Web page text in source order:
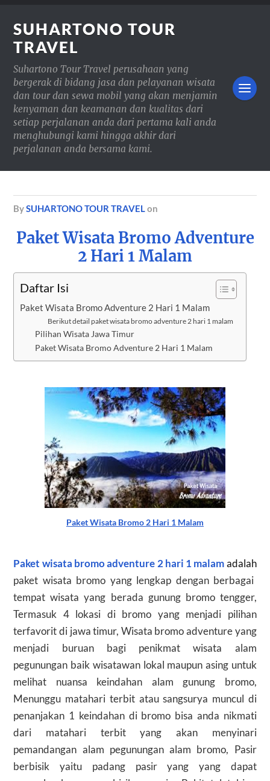
SUHARTONO TOUR
TRAVEL
Suhartono Tour Travel perusahaan yang
bergerak di bidang jasa dan pelayanan wisata
dan tour dan sewa mobil yang akan menjamin
kenyaman dan keamanan dan kualitas dari
setiap perjalanan anda dari pertama kali anda
menghubungi kami hingga akhir dari
perjalanan anda bersama kami.
bySUHARTONO TOUR TRAVELon
Paket Wisata Bromo Adventure
2 Hari 1 Malam
Daftar Isi
Paket Wisata Bromo Adventure 2 Hari 1 Malam
Berikut detail paket wisata bromo adventure 2 hari 1 malam
Pilihan Wisata Jawa Timur
Paket Wisata Bromo Adventure 2 Hari 1 Malam
Paket Wisata Bromo 2 Hari 1 Malam
Paket wisata bromo adventure 2 hari 1 malamadalah
paket wisata bromo yang lengkap dengan berbagai
tempat wisata yang berada gunung bromo tengger,
Termasuk 4 lokasi di bromo yang menjadi pilihan
terfavorit di jawa timur, Wisata bromoadventure yang
menjadi buruan bagi penikmat wisata alam
pegunungan baik wisatawan lokal maupun asing untuk
melihat nuansa keindahan alam gunung bromo,
Menunggu matahari terbit atau sangsurya muncul di
penanjakan 1 keindahan di bromo bisa anda nikmati
dari matahari terbit yang akan menyinari
pemandangan alam pegunungan alam bromo, Pasir
berbisik yaitu padang pasir yang yang dapat